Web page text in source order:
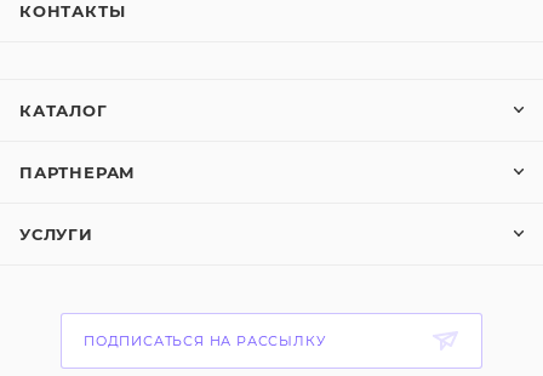
КОНТАКТЫ
КАТАЛОГ
ПАРТНЕРАМ
УСЛУГИ
ПОДПИСАТЬСЯ НА РАССЫЛКУ